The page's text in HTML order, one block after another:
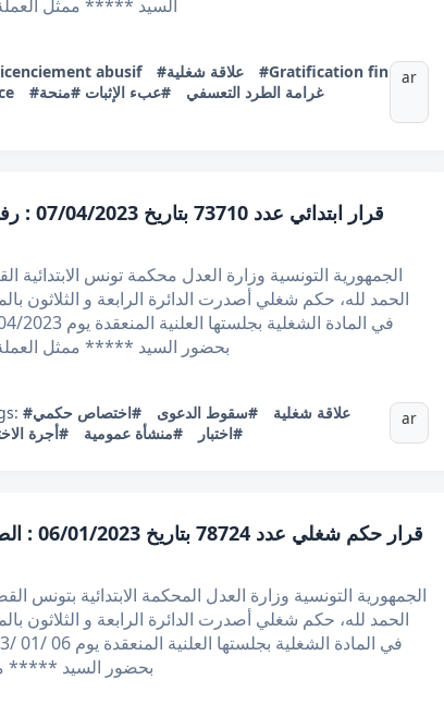
السيد ***** ممثل
abusif #علاقة شغلية
#Gratification fin
#غرامة الطرد التعسفي #عبء الإثبات #منحة
ar
قرار
الحمد لله، حكم شغلي أصدرت الدائرة الرابعة و الثلاثون
بحضور السيد ***** ممثل
#علاقة شغلية #سقوط الدعوى
#اختصاص حكمي
#اختبار
#منشأة عمومية #أجرة
ar
قرار
الحمد لله، حكم شغلي أصدرت الدائرة الرابعة و الثلاثون
بحضور السيد *****